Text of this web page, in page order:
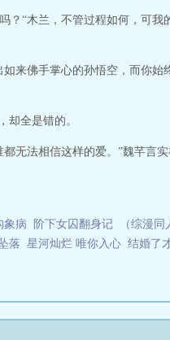
了。听说他...
“木兰，不管过程如何，可我
来佛手掌心的孙悟空，而你始
却全是错的。
无法相信这样的爱。”魏芊言
象病 阶下女囚翻身记 （综漫
落 星河灿烂 唯你入心 结婚了